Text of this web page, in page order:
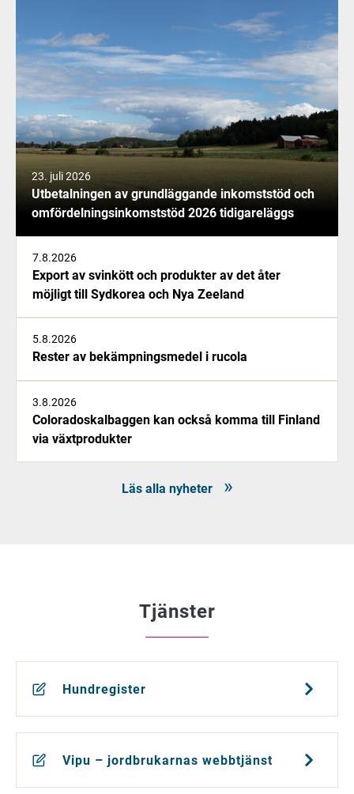
23. juli 2026
Utbetalningen av grundläggande inkomststöd och
omfördelningsinkomststöd 2026 tidigareläggs
7.8.2026
Export av svinkött och produkter av det åter
möjligt till Sydkorea och Nya Zeeland
5.8.2026
Rester av bekämpningsmedel i rucola
3.8.2026
Coloradoskalbaggen kan också komma till Finland
via växtprodukter
Läs alla nyheter
Tjänster
Hundregister
Vipu – jordbrukarnas webbtjänst